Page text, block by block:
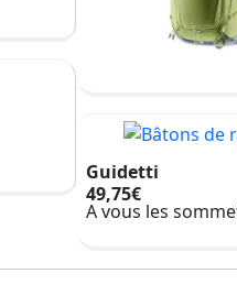
Guidetti
49,75€
A vous les